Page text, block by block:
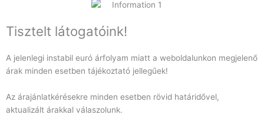
Tisztelt látogatóink!
A jelenlegi instabil euró árfolyam miatt a weboldalunkon megjelenő
árak minden esetben tájékoztató jellegűek!
Az árajánlatkérésekre minden esetben rövid határidővel,
aktualizált árakkal válaszolunk.